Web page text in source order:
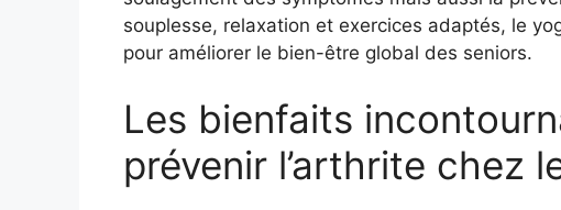
souplesse, relaxation et exercices adaptés, le
pour améliorer le bien-être global des seniors.
Les bienfaits
prévenir l’arthrite chez